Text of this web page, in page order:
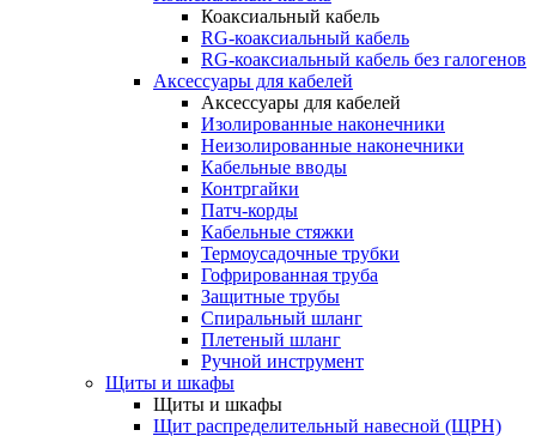
Коаксиальный кабель
RG-коаксиальный кабель
RG-коаксиальный кабель без галогенов
Аксессуары для кабелей
Аксессуары для кабелей
Изолированные наконечники
Неизолированные наконечники
Кабельные вводы
Контргайки
Патч-корды
Кабельные стяжки
Термоусадочные трубки
Гофрированная труба
Защитные трубы
Спиральный шланг
Плетеный шланг
Ручной инструмент
Щиты и шкафы
Щиты и шкафы
Щит распределительный навесной (ЩРН)